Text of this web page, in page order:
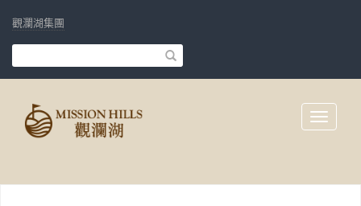
觀瀾湖集團
Toggle